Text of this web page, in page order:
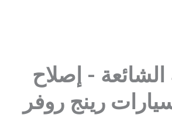
الشائعة - إصلاح
رينج روفر